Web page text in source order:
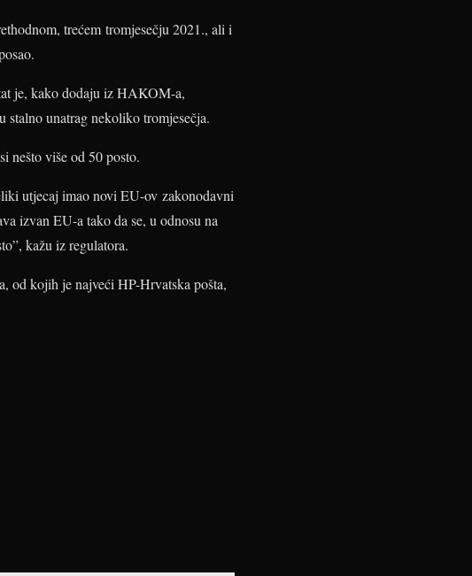
trećem tromjesečju 2021., ali i
je, kako dodaju iz HAKOM-a,
stalno unatrag nekoliko tromjesečja.
nešto više od 50 posto.
utjecaj imao novi EU-ov zakonodavni
izvan EU-a tako da se, u odnosu na
kažu iz regulatora.
od kojih je najveći HP-Hrvatska pošta,